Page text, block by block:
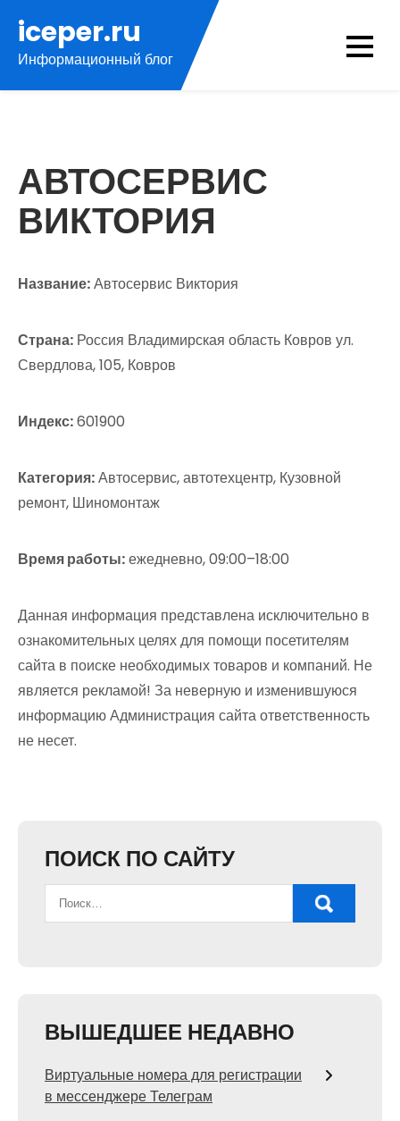
содержимому
iceper.ru
Информационный блог
АВТОСЕРВИС
ВИКТОРИЯ
Название:Автосервис Виктория
Страна: Россия Владимирская область Ковров ул.
Свердлова, 105, Ковров
Индекс:601900
Категория:Автосервис, автотехцентр, Кузовной
ремонт, Шиномонтаж
Время работы:ежедневно, 09:00–18:00
Данная информация представлена исключительно в
ознакомительных целях для помощи посетителям
сайта в поиске необходимых товаров и компаний. Не
является рекламой! За неверную и изменившуюся
информацию Администрация сайта ответственность
не несет.
ПОИСК ПО САЙТУ
ВЫШЕДШЕЕ НЕДАВНО
Виртуальные номера для регистрации
в мессенджере Телеграм